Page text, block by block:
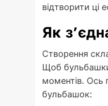
відтворити ці
Як
Створення
Щоб
моментів. Ось
бульбашок: